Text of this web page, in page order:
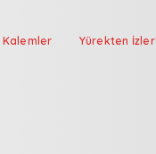
Kalemler Yürekten İzler